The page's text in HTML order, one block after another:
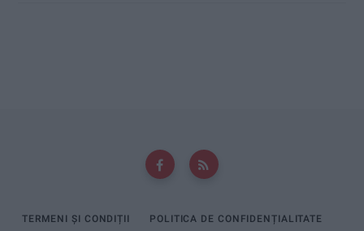
TERMENI ȘI CONDIȚII POLITICA DE CONFIDENȚIALITATE